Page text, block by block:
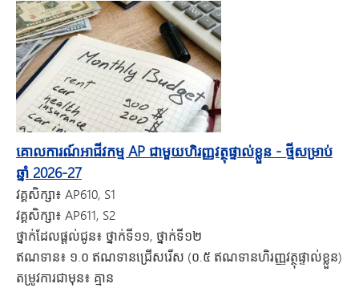
គោលការណ៍អាជីវកម្ម AP ជាមួយហិរញ្ញវត្ថុផ្ទាល់ខ្លួន - ថ្មីសម្រាប់
ឆ្នាំ 2026-27
វគ្គសិក្សា៖ AP610, S1
វគ្គសិក្សា៖ AP611, S2
ថ្នាក់ដែលផ្តល់ជូន៖ ថ្នាក់ទី១១, ថ្នាក់ទី១២
ឥណទាន៖ ១.០ ឥណទានជ្រើសរើស (០.៥ ឥណទានហិរញ្ញវត្ថុផ្ទាល់ខ្លួន)
តម្រូវការជាមុន៖ គ្មាន